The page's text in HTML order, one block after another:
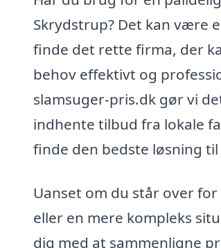
Skrydstrup? Det kan være
finde det rette firma, der
behov effektivt og
slamsuger-pris.dk gør vi
indhente tilbud fra lokale
finde den bedste løsning
Uanset om du står over
eller en mere kompleks
dig med at sammenligne